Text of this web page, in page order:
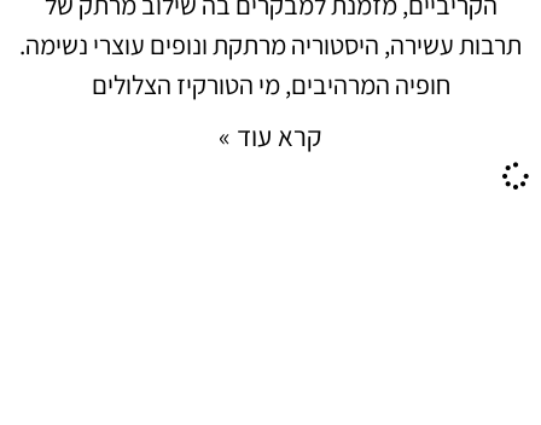
תרבות עשירה, היסטוריה מרתקת ונופים עוצרי נשימה.
חופיה המרהיבים, מי הטורקיז הצלולים
קרא עוד »